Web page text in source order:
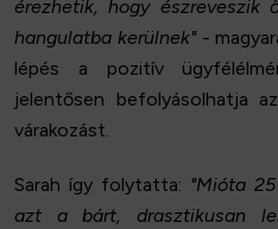
érezhetik, hogy
hangulatba kerülnek" -
lépés a pozitív
jelentősen befolyásolhatja
várakozást.
Sarah így folytatta: "Mióta
azt a bárt, drasztikusan